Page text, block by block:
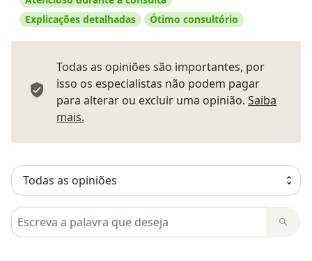
Explicações detalhadas
Ótimo consultório
Todas as opiniões são importantes, por
isso os especialistas não podem pagar
para alterar ou excluir uma opinião. Saiba
mais.
Pesquisar em opiniões